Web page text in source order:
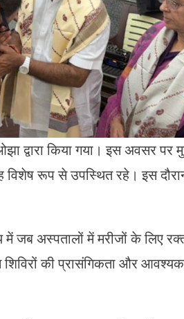
द्वारा किया गया। इस अवसर
विशेष रूप से उपस्थित रहे। इस
जब अस्पतालों में मरीजों के लिए
की प्रासंगिकता और